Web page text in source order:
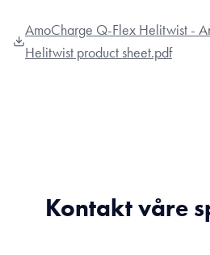
AmoCharge Q-Flex Helitwist -
Helitwist product sheet.pdf
Kontakt våre